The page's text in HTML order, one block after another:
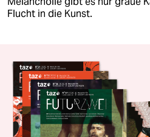
Flucht in die Kunst.